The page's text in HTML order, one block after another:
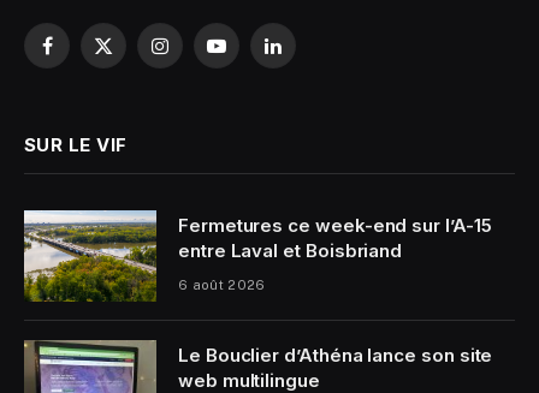
Facebook
X
InstagramYouTubeLinkedIn
SUR LE VIF
Fermetures ce week-end sur l’A-15
entre Laval et Boisbriand
6 août 2026
Le Bouclier d’Athéna lance son site
web multilingue